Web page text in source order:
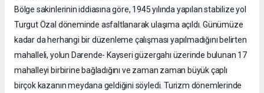
Bölge sakinlerinin iddiasına göre, 1945 yılında yapılan stabilize yol
Turgut Özal döneminde asfaltlanarak ulaşıma açıldı. Günümüze
kadar da herhangi bir düzenleme çalışması yapılmadığını belirten
mahalleli, yolun Darende- Kayseri güzergahı üzerinde bulunan 17
mahalleyi birbirine bağladığını ve zaman zaman büyük çaplı
birçok kazanın meydana geldiğini söyledi. Turizm dönemlerinde